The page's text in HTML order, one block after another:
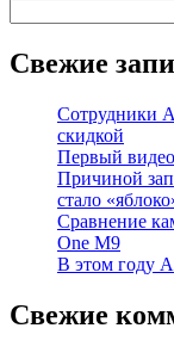
Свежие
Сотрудники
скидкой
Первый
Причиной
стало
Cравнение
One M9
В этом году
Свежие